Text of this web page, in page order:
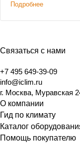
Подробнее
Связаться с нами
+7 495 649-39-09
info@iclim.ru
г. Москва, Муравская
О компании
Гид по климату
Каталог
Помощь покупателю